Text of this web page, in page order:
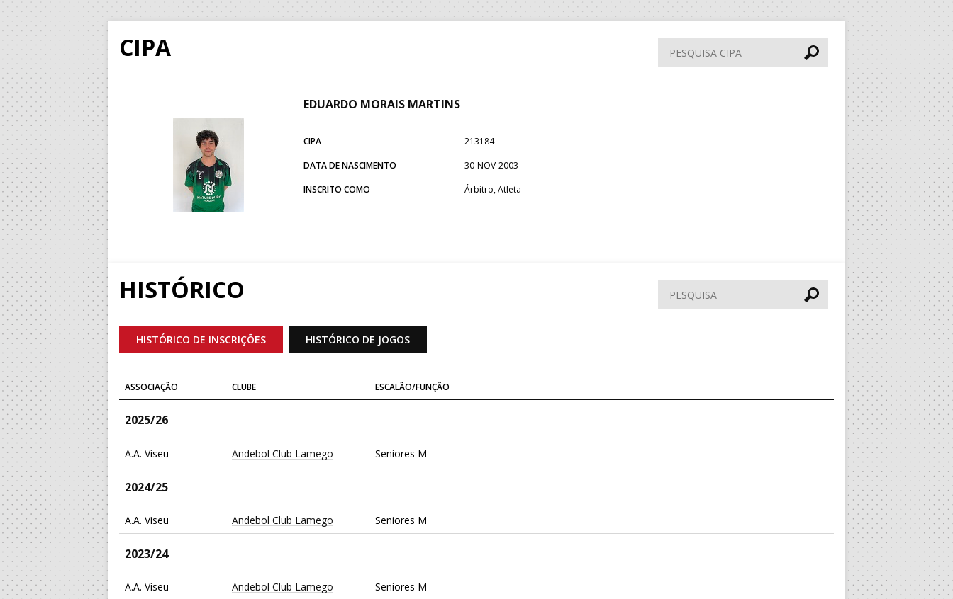
CIPA
Pesquisa
CIPA
EDUARDO MORAIS MARTINS
CIPA
213184
DATA DE NASCIMENTO
30-NOV-2003
INSCRITO COMO
Árbitro, Atleta
HISTÓRICO Pesquisar
HISTÓRICO DE INSCRIÇÕES HISTÓRICO DE JOGOS
ASSOCIAÇÃO CLUBE ESCALÃO/FUNÇÃO
2025/26
A.A. Viseu Andebol Club Lamego Seniores M
2024/25
A.A. Viseu Andebol Club Lamego Seniores M
2023/24
A.A. Viseu Andebol Club Lamego Seniores M